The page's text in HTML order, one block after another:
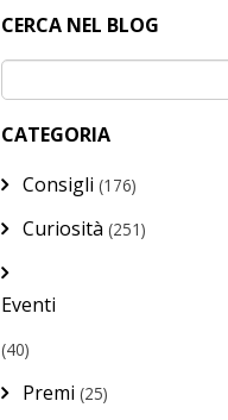
CERCA NEL BLOG
CATEGORIA
Consigli (176)
Curiosità (251)
Eventi
(40)
Premi (25)